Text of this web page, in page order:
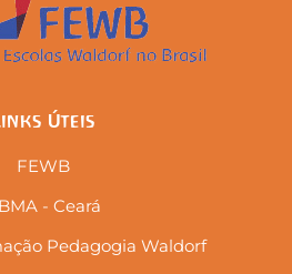
Úteis
FEWB
- Ceará
Pedagogia Waldorf